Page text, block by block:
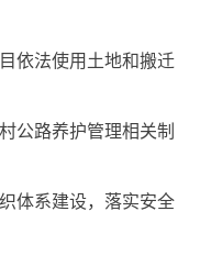
依法使用土地和搬迁
公路养护管理相关制
体系建设，落实安全